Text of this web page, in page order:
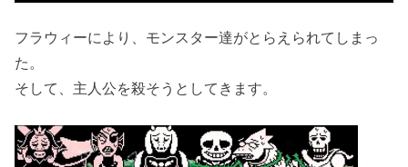
フラウィーにより、モンスター達がとらえられてしまっ
た。
そして、主人公を殺そうとしてきます。